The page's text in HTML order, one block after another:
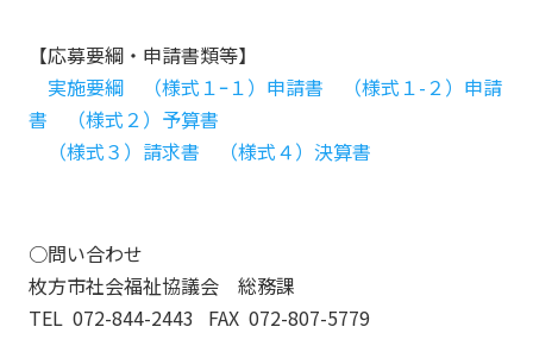
【応募要綱・申請書類等】
実施要綱
（様式１ｰ１）申請書
（様式１-２）申請
書
（様式２）予算書
（様式３）請求書
（様式４）決算書
○問い合わせ
枚方市社会福祉協議会 総務課
TEL 072-844-2443 FAX 072-807-5779